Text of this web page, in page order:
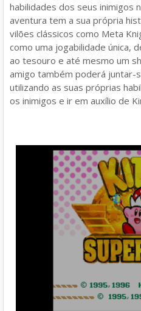
habilidades dos seus inimigos
aventura tem a sua própria
vilões clássicos como Meta
como uma jogabilidade única,
ao tesouro e até mesmo um
amigo também poderá juntar-
utilizando as suas próprias
os inimigos e ir em auxílio de